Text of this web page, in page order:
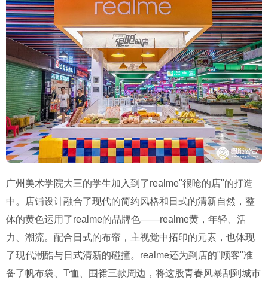
广州美术学院大三的学生加入到了realme"很呛的店"的打造
中。店铺设计融合了现代的简约风格和日式的清新自然，整
体的黄色运用了realme的品牌色——realme黄，年轻、活
力、潮流。配合日式的布帘，主视觉中拓印的元素，也体现
了现代潮酷与日式清新的碰撞。realme还为到店的"顾客"准
备了帆布袋、T恤、围裙三款周边，将这股青春风暴刮到城市